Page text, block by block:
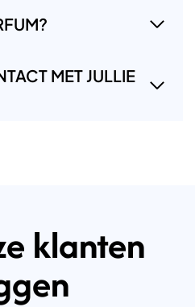
MET JULLIE
klanten